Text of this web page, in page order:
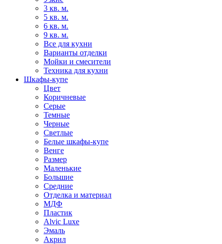
3 кв. м.
5 кв. м.
6 кв. м.
9 кв. м.
Все для кухни
Варианты отделки
Мойки и смесители
Техника для кухни
Шкафы-купе
Цвет
Коричневые
Серые
Темные
Черные
Светлые
Белые шкафы-купе
Венге
Размер
Маленькие
Большие
Средние
Отделка и материал
МДФ
Пластик
Alvic Luxe
Эмаль
Акрил